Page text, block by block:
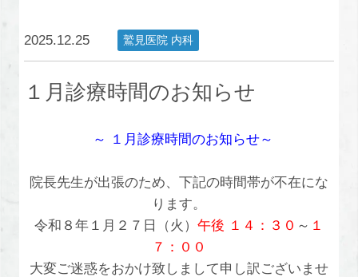
2025.12.25 鷲見医院 内科
１月診療時間のお知らせ
～ １月診療時間のお知らせ～
院長先生が出張のため、下記の時間帯が不在にな
ります。
令和８年１月２７日（火） 午後 １４：３０ ～ １
７：００
大変ご迷惑をおかけ致しまして申し訳ございませ